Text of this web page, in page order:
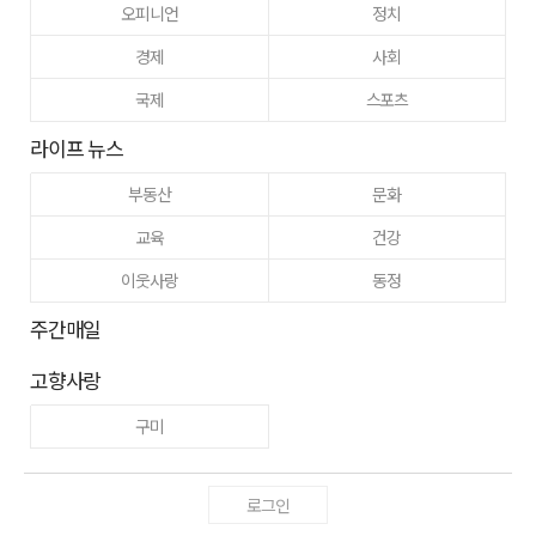
오피니언
정치
경제
사회
국제
스포츠
라이프 뉴스
부동산
문화
교육
건강
이웃사랑
동정
주간매일
고향사랑
구미
로그인